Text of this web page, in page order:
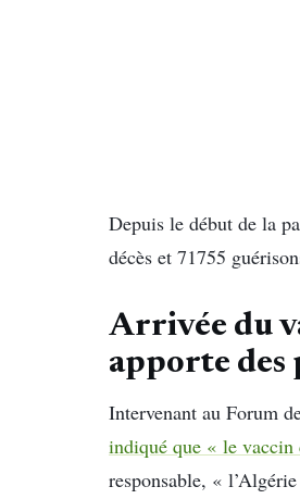
Depuis le début de la
décès et 71755
Arrivée du
apporte des
Intervenant au Forum
indiqué que « le
responsable, «